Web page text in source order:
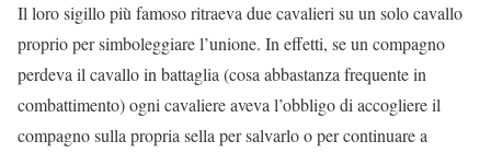
Il loro sigillo più famoso ritraeva due cavalieri su un solo cavallo
proprio per simboleggiare l’unione. In effetti, se un compagno
perdeva il cavallo in battaglia (cosa abbastanza frequente in
combattimento) ogni cavaliere aveva l’obbligo di accogliere il
compagno sulla propria sella per salvarlo o per continuare a